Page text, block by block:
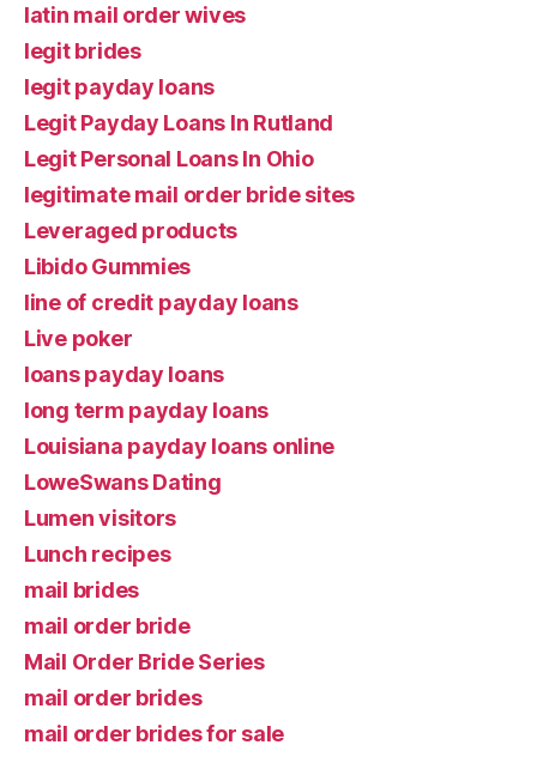
latin mail order wives
legit brides
legit payday loans
Legit Payday Loans In Rutland
Legit Personal Loans In Ohio
legitimate mail order bride sites
Leveraged products
Libido Gummies
line of credit payday loans
Live poker
loans payday loans
long term payday loans
Louisiana payday loans online
LoweSwans Dating
Lumen visitors
Lunch recipes
mail brides
mail order bride
Mail Order Bride Series
mail order brides
mail order brides for sale